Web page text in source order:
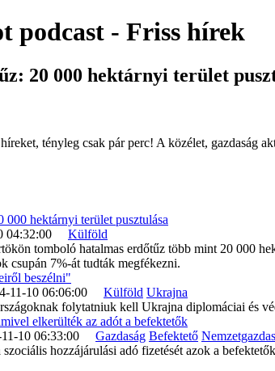
podcast - Friss hírek
20 000 hektárnyi terület
tényleg csak pár perc! A közélet, gazdaság
hektárnyi terület pusztulása
04:32:00 Külföld
tomboló hatalmas erdőtűz több mint 20 000
csupán 7%-át tudták megfékezni.
beszélni"
11-10 06:06:00 Külföld Ukrajna
folytatniuk kell Ukrajna diplomáciai és
elkerülték az adót a befektetők
10 06:33:00 Gazdaság Befektető
hozzájárulási adó fizetését azok a